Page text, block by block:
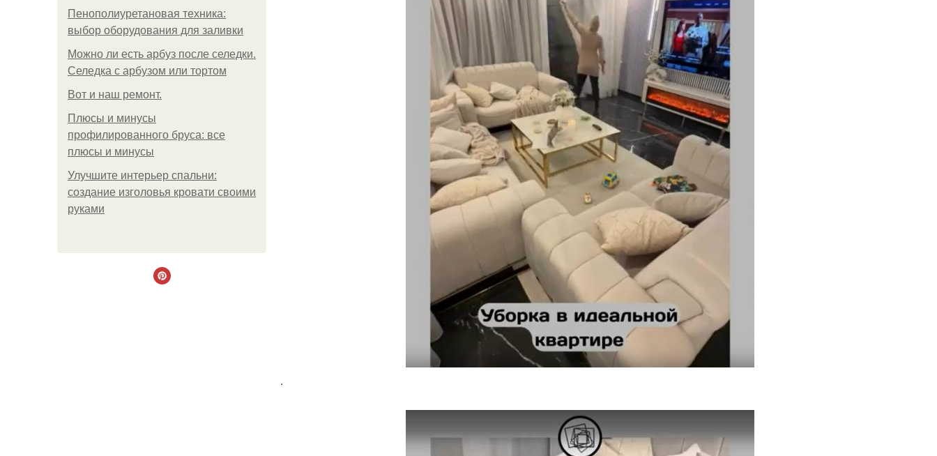
Пенополиуретановая техника:
выбор оборудования для заливки
Можно ли есть арбуз после селедки.
Селедка с арбузом или тортом
Boт и наш ремoнт.
Плюсы и минусы
профилированного бруса: все
плюсы и минусы
Улучшите интерьер спальни:
создание изголовья кровати своими
руками
.